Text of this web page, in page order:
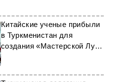
Китайские ученые прибыли
в Туркменистан для
создания «Мастерской Лу
Баня»